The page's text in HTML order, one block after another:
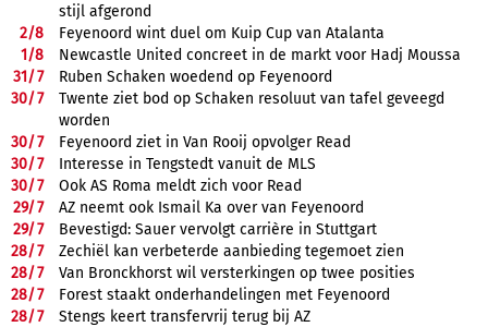
stijl afgerond
2/8
Feyenoord wint duel om Kuip Cup van Atalanta
1/8
Newcastle United concreet in de markt voor Hadj Moussa
31/7
Ruben Schaken woedend op Feyenoord
30/7
Twente ziet bod op Schaken resoluut van tafel geveegd
worden
30/7
Feyenoord ziet in Van Rooij opvolger Read
30/7
Interesse in Tengstedt vanuit de MLS
30/7
Ook AS Roma meldt zich voor Read
29/7
AZ neemt ook Ismail Ka over van Feyenoord
29/7
Bevestigd: Sauer vervolgt carrière in Stuttgart
28/7
Zechiël kan verbeterde aanbieding tegemoet zien
28/7
Van Bronckhorst wil versterkingen op twee posities
28/7
Forest staakt onderhandelingen met Feyenoord
28/7 Stengs keert transfervrij terug bij AZ